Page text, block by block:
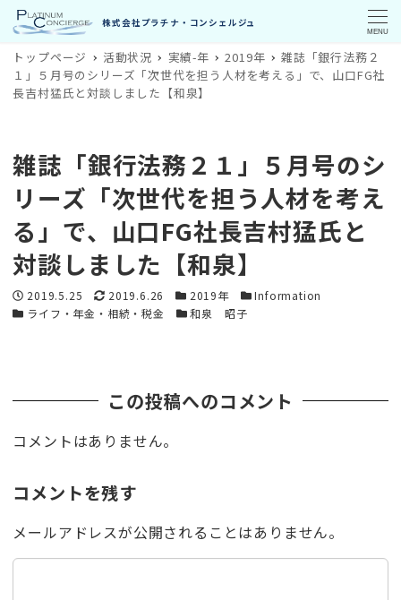
MENU
トップページ 活動状況 実績-年 2019年
雑誌「銀行法務２
１」５月号のシリーズ「次世代を担う人材を考える」で、山口FG社
長吉村猛氏と対談しました【和泉】
雑誌「銀行法務２１」５月号のシ
リーズ「次世代を担う人材を考え
る」で、山口FG社長吉村猛氏と
対談しました【和泉】
投稿日
2019.5.25 更新日
2019.6.26 カテゴリー
2019年 カテゴリー
Information
カテゴリー
ライフ・年金・相続・税金 カテゴリー
和泉 昭子
この投稿へのコメント
コメントはありません。
コメントを残す
メールアドレスが公開されることはありません。